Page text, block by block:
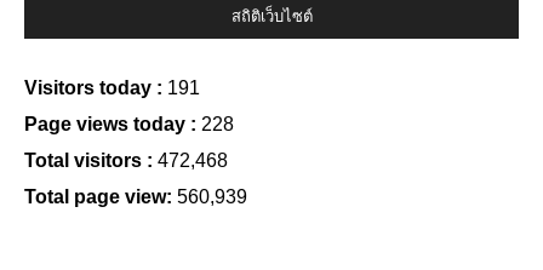
สถิติเว็บไซต์
Visitors today : 191
Page views today : 228
Total visitors : 472,468
Total page view: 560,939